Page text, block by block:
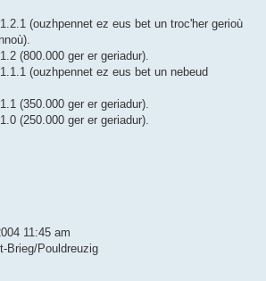
(ouzhpennet ez eus bet un troc'her gerioù
(800.000 ger er geriadur).
(ouzhpennet ez eus bet un nebeud
(350.000 ger er geriadur).
(250.000 ger er geriadur).
11:45 am
Brieg/Pouldreuzig